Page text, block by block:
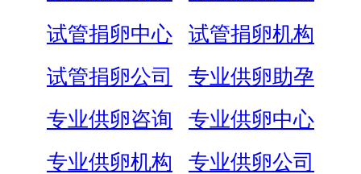
试管捐卵中心
试管捐卵机构
试管捐卵公司
专业供卵助孕
专业供卵咨询
专业供卵中心
专业供卵机构
专业供卵公司